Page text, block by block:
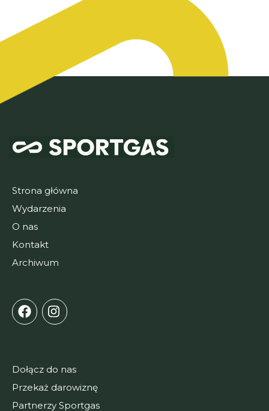
Strona główna
Wydarzenia
O nas
Kontakt
Archiwum
Dołącz do nas
Przekaż darowiznę
Partnerzy Sportgas